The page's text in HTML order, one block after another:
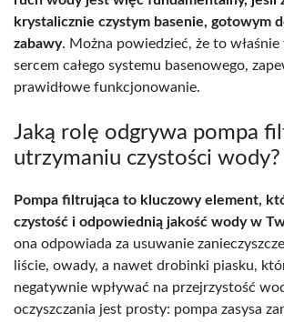
krystalicznie czystym basenie, gotowym
zabawy. Można powiedzieć, że to
sercem całego systemu basenowego,
prawidłowe funkcjonowanie.
Jaką rolę odgrywa pompa
utrzymaniu czystości wody?
Pompa filtrująca to kluczowy element,
czystość i odpowiednią jakość wody w
ona odpowiada za usuwanie
liście, owady, a nawet drobinki piasku,
negatywnie wpływać na przejrzystość
oczyszczania jest prosty: pompa zasysa